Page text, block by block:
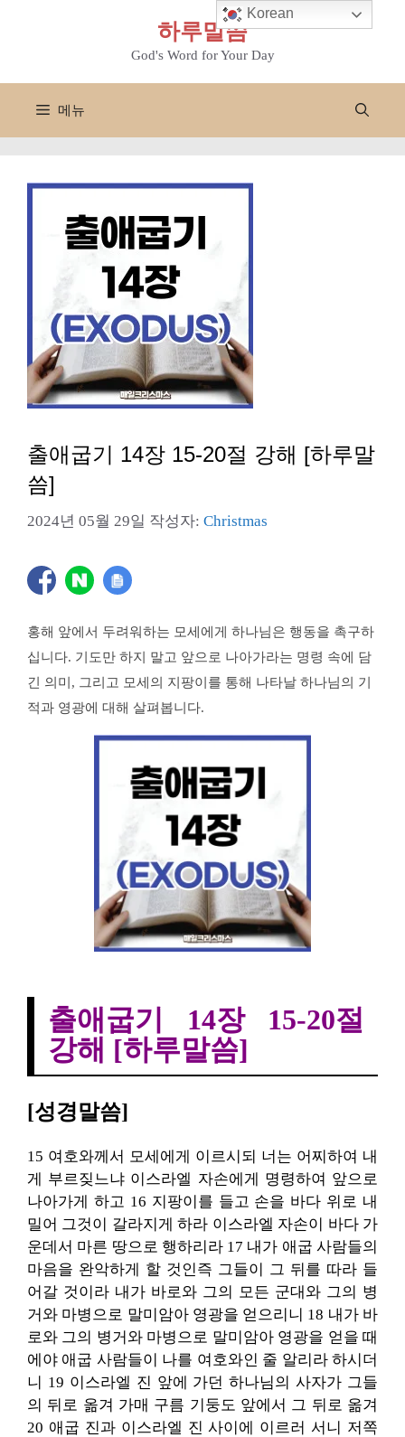
하루말씀
God's Word for Your Day
메뉴
출애굽기 14장 15-20절 강해 [하루말
씀]
2024년 05월 29일 작성자: Christmas
홍해 앞에서 두려워하는 모세에게 하나님은 행동을 촉구하
십니다. 기도만 하지 말고 앞으로 나아가라는 명령 속에 담
긴 의미, 그리고 모세의 지팡이를 통해 나타날 하나님의 기
적과 영광에 대해 살펴봅니다.
출애굽기 14장 15-20절
강해 [하루말씀]
[성경말씀]
15 여호와께서 모세에게 이르시되 너는 어찌하여 내
게 부르짖느냐 이스라엘 자손에게 명령하여 앞으로
나아가게 하고 16 지팡이를 들고 손을 바다 위로 내
밀어 그것이 갈라지게 하라 이스라엘 자손이 바다 가
운데서 마른 땅으로 행하리라 17 내가 애굽 사람들의
마음을 완악하게 할 것인즉 그들이 그 뒤를 따라 들
어갈 것이라 내가 바로와 그의 모든 군대와 그의 병
거와 마병으로 말미암아 영광을 얻으리니 18 내가 바
로와 그의 병거와 마병으로 말미암아 영광을 얻을 때
에야 애굽 사람들이 나를 여호와인 줄 알리라 하시더
니 19 이스라엘 진 앞에 가던 하나님의 사자가 그들
의 뒤로 옮겨 가매 구름 기둥도 앞에서 그 뒤로 옮겨
20 애굽 진과 이스라엘 진 사이에 이르러 서니 저쪽
Korean